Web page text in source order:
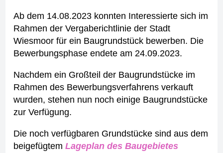
Ab dem 14.08.2023 konnten Interessierte sich im
Rahmen der Vergaberichtlinie der Stadt
Wiesmoor für ein Baugrundstück bewerben. Die
Bewerbungsphase endete am 24.09.2023.
Nachdem ein Großteil der Baugrundstücke im
Rahmen des Bewerbungsverfahrens verkauft
wurden, stehen nun noch einige Baugrundstücke
zur Verfügung.
Die noch verfügbaren Grundstücke sind aus dem
beigefügtemLageplan des Baugebietes